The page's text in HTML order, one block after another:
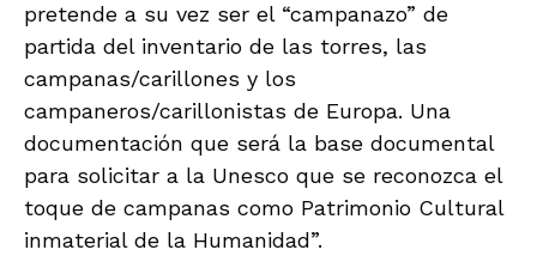
pretende a su vez ser el “campanazo” de
partida del inventario de las torres, las
campanas/carillones y los
campaneros/carillonistas de Europa. Una
documentación que será la base documental
para solicitar a la Unesco que se reconozca el
toque de campanas como Patrimonio Cultural
inmaterial de la Humanidad”.